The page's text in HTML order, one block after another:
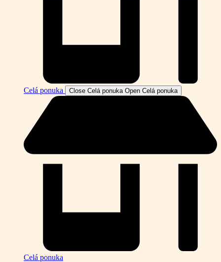
Celá ponuka Close Celá ponuka Open Celá ponuka
Celá ponuka